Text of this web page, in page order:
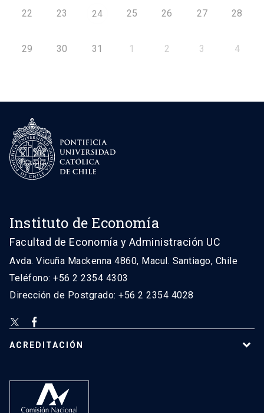
22 23 24 25 26 27 28
29 30 31 1 2 3 4
Instituto de Economía
Facultad de Economía y Administración UC
Avda. Vicuña Mackenna 4860, Macul. Santiago, Chile
Teléfono: +56 2 2354 4303
Dirección de Postgrado: +56 2 2354 4028
ACREDITACIÓN